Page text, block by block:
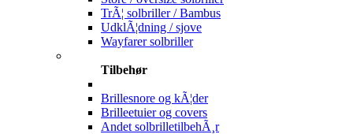
TrÃ¦ solbriller / Bambus
UdklÃ¦dning / sjove
Wayfarer solbriller
Tilbehør
Brillesnore og kÃ¦der
Brilleetuier og covers
Andet solbrilletilbehÃ¸r